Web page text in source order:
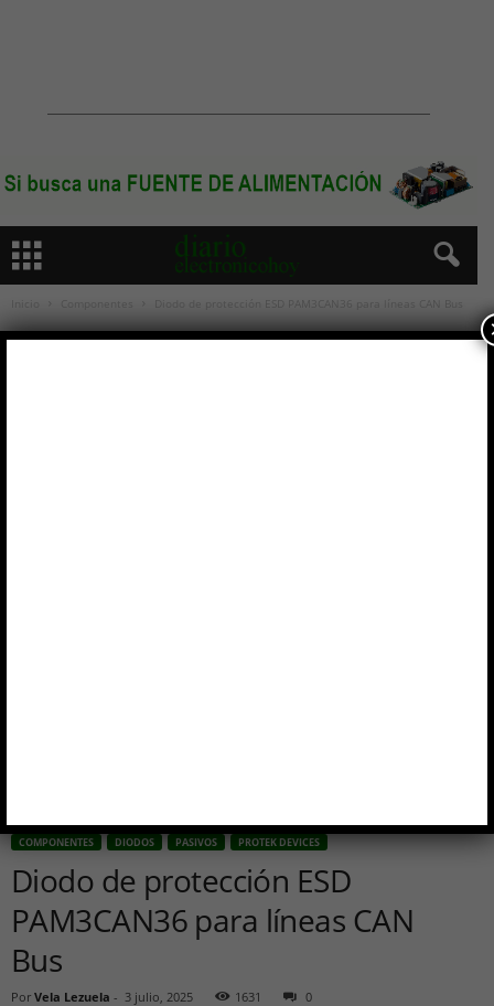
Componentes Diodo de protección ESD PAM3CAN36 para líneas CAN Bus
COMPONENTES DIODOS PASIVOS PROTEK DEVICES
Diodo de protección ESD
PAM3CAN36 para líneas CAN
Bus
Por Vela Lezuela - 3 julio, 2025 1631 0